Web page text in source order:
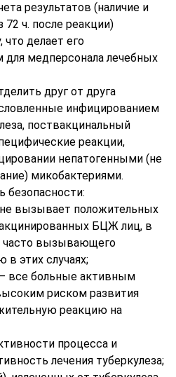
результатов (наличие и
72 ч. после реакции)
делает его
медперсонала лечебных
друг от друга
инфицированием
поствакцинальный
реакции,
непатогенными (не
микобактериями.
вызывает положительных
БЦЖ лиц, в
часто вызывающего
этих случаях;
все больные активным
риском развития
реакцию на
процесса и
лечения туберкулеза;